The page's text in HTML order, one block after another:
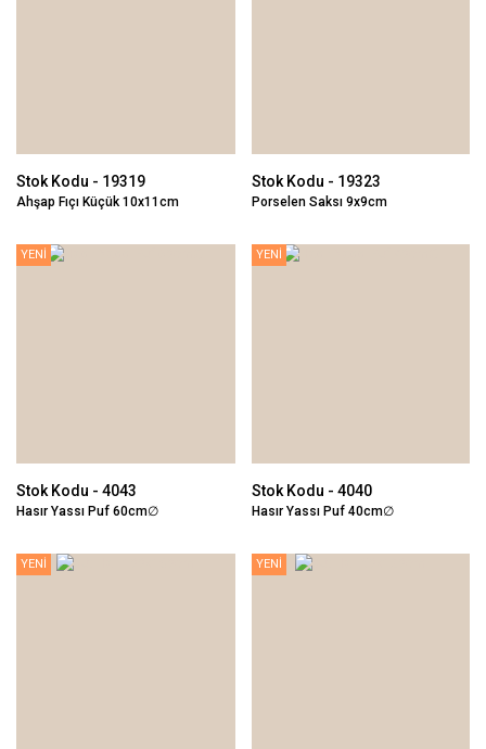
Stok Kodu - 19319
Ahşap Fıçı Küçük 10x11cm
Stok Kodu - 19323
Porselen Saksı 9x9cm
YENİ
Stok Kodu - 4043
Hasır Yassı Puf 60cm∅
YENİ
Stok Kodu - 4040
Hasır Yassı Puf 40cm∅
YENİ YENİ